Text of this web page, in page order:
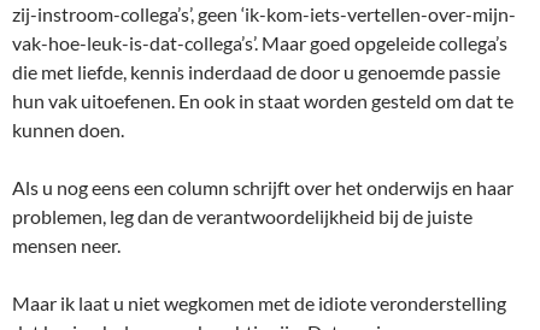
zij-instroom-collega’s’, geen ‘ik-kom-iets-vertellen-over-mijn-
vak-hoe-leuk-is-dat-collega’s’. Maar goed opgeleide collega’s
die met liefde, kennis inderdaad de door u genoemde passie
hun vak uitoefenen. En ook in staat worden gesteld om dat te
kunnen doen.
Als u nog eens een column schrijft over het onderwijs en haar
problemen, leg dan de verantwoordelijkheid bij de juiste
mensen neer.
Maar ik laat u niet wegkomen met de idiote veronderstelling